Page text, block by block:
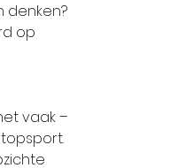
denken?
op
vaak –